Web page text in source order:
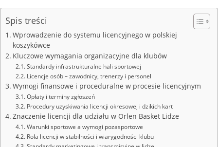
Spis treści
Wprowadzenie do systemu licencyjnego w polskiej
koszykówce
Kluczowe wymagania organizacyjne dla klubów
Standardy infrastrukturalne hali sportowej
Licencje osób – zawodnicy, trenerzy i personel
Wymogi finansowe i proceduralne w procesie licencyjnym
Opłaty i terminy zgłoszeń
Procedury uzyskiwania licencji okresowej i dzikich kart
Znaczenie licencji dla udziału w Orlen Basket Lidze
Warunki sportowe a wymogi pozasportowe
Rola licencji w stabilności i wiarygodności klubu